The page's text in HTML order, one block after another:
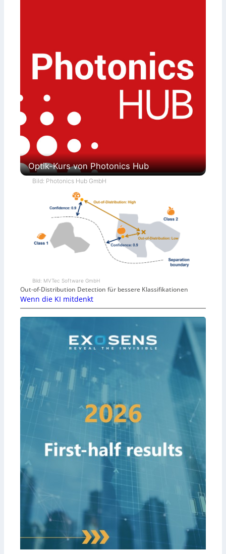
Optik-Kurs von Photonics Hub
Bild: Photonics Hub GmbH
Bild: MVTec Software GmbH
Out-of-Distribution Detection für bessere Klassifikationen
Wenn die KI mitdenkt